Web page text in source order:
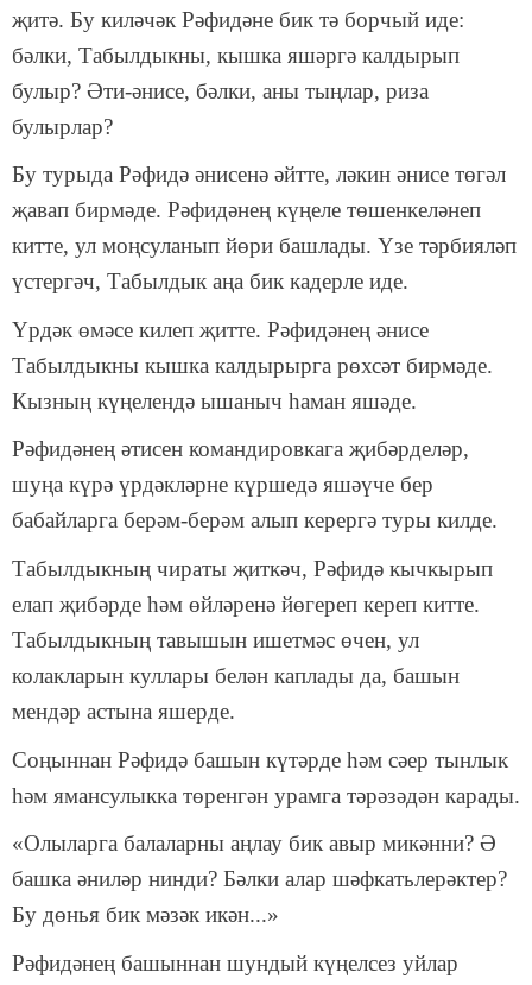
җитә. Бу киләчәк Рәфидәне бик тә борчый иде:
бәлки, Табылдыкны, кышка яшәргә калдырып
булыр? Әти-әнисе, бәлки, аны тыңлар, риза
булырлар?
Бу турыда Рәфидә әнисенә әйтте, ләкин әнисе төгәл
җавап бирмәде. Рәфидәнең күңеле төшенкеләнеп
китте, ул моңсуланып йөри башлады. Үзе тәрбияләп
үстергәч, Табылдык аңа бик кадерле иде.
Үрдәк өмәсе килеп җитте. Рәфидәнең әнисе
Табылдыкны кышка калдырырга рөхсәт бирмәде.
Кызның күңелендә ышаныч һаман яшәде.
Рәфидәнең әтисен командировкага җибәрделәр,
шуңа күрә үрдәкләрне күршедә яшәүче бер
бабайларга берәм-берәм алып керергә туры килде.
Табылдыкның чираты җиткәч, Рәфидә кычкырып
елап җибәрде һәм өйләренә йөгереп кереп китте.
Табылдыкның тавышын ишетмәс өчен, ул
колакларын куллары белән каплады да, башын
мендәр астына яшерде.
Соңыннан Рәфидә башын күтәрде һәм сәер тынлык
һәм ямансулыкка төренгән урамга тәрәзәдән карады.
«Олыларга балаларны аңлау бик авыр микәнни? Ә
башка әниләр нинди? Бәлки алар шәфкатьлерәктер?
Бу дөнья бик мәзәк икән...»
Рәфидәнең башыннан шундый күңелсез уйлар